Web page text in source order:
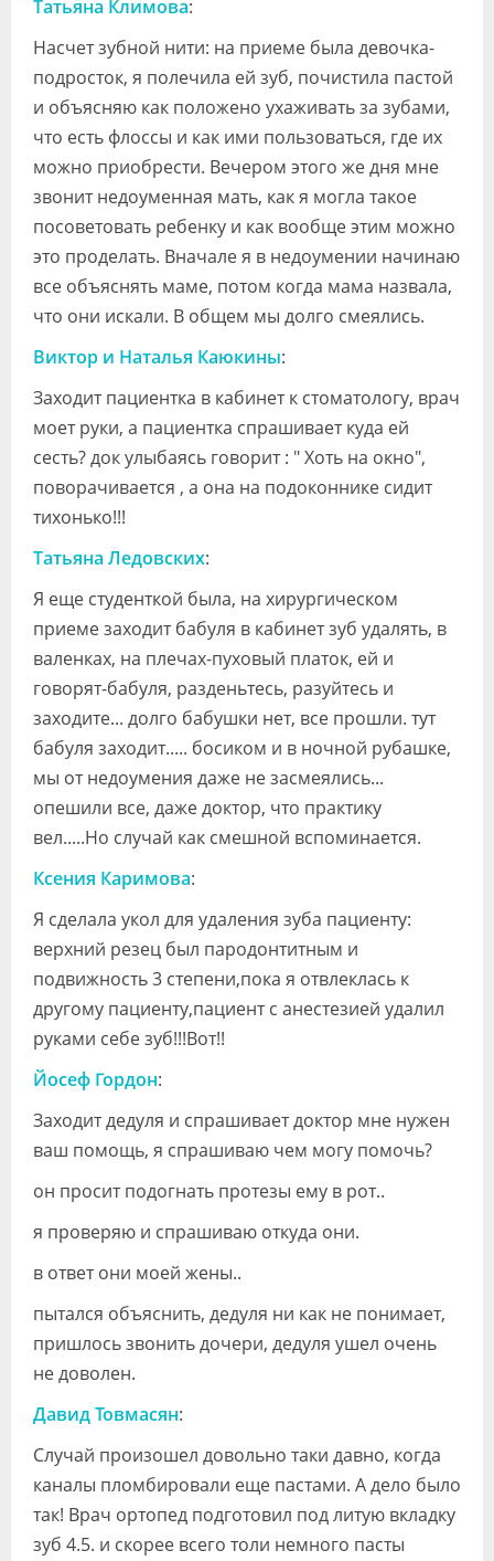
Татьяна Климова:
Насчет зубной нити: на приеме была девочка-
подросток, я полечила ей зуб, почистила пастой
и объясняю как положено ухаживать за зубами,
что есть флоссы и как ими пользоваться, где их
можно приобрести. Вечером этого же дня мне
звонит недоуменная мать, как я могла такое
посоветовать ребенку и как вообще этим можно
это проделать. Вначале я в недоумении начинаю
все объяснять маме, потом когда мама назвала,
что они искали. В общем мы долго смеялись.
Виктор и Наталья Каюкины:
Заходит пациентка в кабинет к стоматологу, врач
моет руки, а пациентка спрашивает куда ей
сесть? док улыбаясь говорит : " Хоть на окно",
поворачивается , а она на подоконнике сидит
тихонько!!!
Татьяна Ледовских:
Я еще студенткой была, на хирургическом
приеме заходит бабуля в кабинет зуб удалять, в
валенках, на плечах-пуховый платок, ей и
говорят-бабуля, разденьтесь, разуйтесь и
заходите... долго бабушки нет, все прошли. тут
бабуля заходит..... босиком и в ночной рубашке,
мы от недоумения даже не засмеялись...
опешили все, даже доктор, что практику
вел.....Но случай как смешной вспоминается.
Ксения Каримова:
Я сделала укол для удаления зуба пациенту:
верхний резец был пародонтитным и
подвижность 3 степени,пока я отвлеклась к
другому пациенту,пациент с анестезией удалил
руками себе зуб!!!Вот!!
Йосеф Гордон:
Заходит дедуля и спрашивает доктор мне нужен
ваш помощь, я спрашиваю чем могу помочь?
он просит подогнать протезы ему в рот..
я проверяю и спрашиваю откуда они.
в ответ они моей жены..
пытался объяснить, дедуля ни как не понимает,
пришлось звонить дочери, дедуля ушел очень
не доволен.
Давид Товмасян:
Случай произошел довольно таки давно, когда
каналы пломбировали еще пастами. А дело было
так! Врач ортопед подготовил под литую вкладку
зуб 4.5. и скорее всего толи немного пасты